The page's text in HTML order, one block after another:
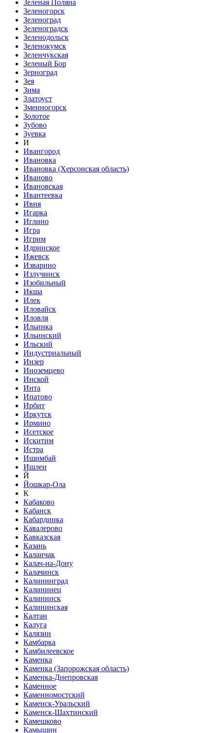
Зеленая Поляна
Зеленогорск
Зеленоград
Зеленоградск
Зеленодольск
Зеленокумск
Зеленчукская
Зеленый Бор
Зерноград
Зея
Зима
Златоуст
Змеиногорск
Золотое
Зубово
Зуевка
И
Ивангород
Ивановка
Ивановка (Херсонская область)
Иваново
Ивановская
Ивантеевка
Ивня
Игарка
Иглино
Игра
Игрим
Идринское
Ижевск
Изварино
Излучинск
Изобильный
Икша
Илек
Иловайск
Иловля
Ильинка
Ильинский
Ильский
Индустриальный
Инзер
Иноземцево
Инской
Инта
Ипатово
Ирбит
Иркутск
Ирмино
Исетское
Искитим
Истра
Ишимбай
Ишлеи
Й
Йошкар-Ола
К
Кабаково
Кабанск
Кабардинка
Кавалерово
Кавказская
Казань
Каланчак
Калач-на-Дону
Калачинск
Калининград
Калининец
Калининск
Калининская
Калтан
Калуга
Калязин
Камбарка
Камбилеевское
Каменка
Каменка (Запорожская область)
Каменка-Днепровская
Каменное
Каменномостский
Каменск-Уральский
Каменск-Шахтинский
Камешково
Камышин